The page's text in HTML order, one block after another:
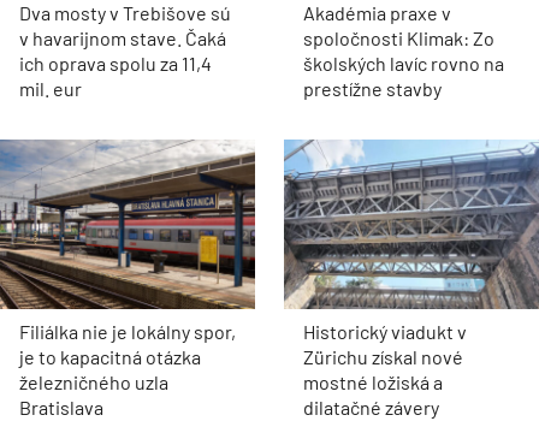
Dva mosty v Trebišove sú
v havarijnom stave. Čaká
ich oprava spolu za 11,4
mil. eur
Akadémia praxe v
spoločnosti Klimak: Zo
školských lavíc rovno na
prestížne stavby
Filiálka nie je lokálny spor,
je to kapacitná otázka
železničného uzla
Bratislava
Historický viadukt v
Zürichu získal nové
mostné ložiská a
dilatačné závery